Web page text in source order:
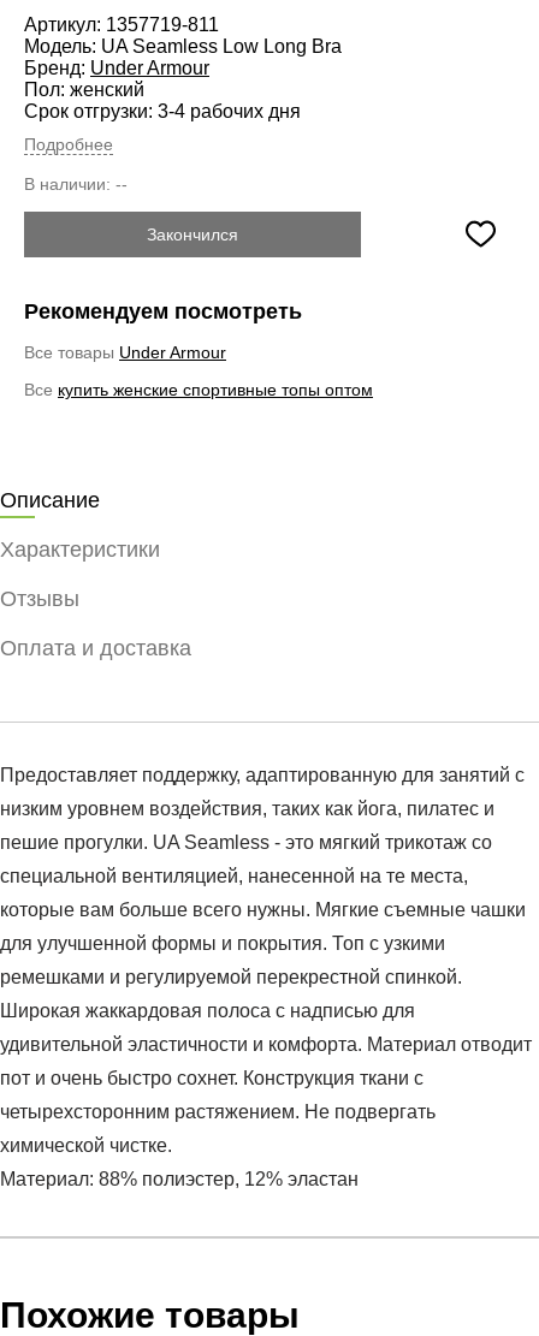
Артикул: 1357719-811
Модель: UA Seamless Low Long Bra
Бренд: Under Armour
Пол: женский
Срок отгрузки: 3-4 рабочих дня
Подробнее
В наличии: --
Закончился
Рекомендуем посмотреть
Все товары Under Armour
Все купить женские спортивные топы оптом
Описание
Характеристики
Отзывы
Оплата и доставка
Предоставляет поддержку, адаптированную для занятий с
низким уровнем воздействия, таких как йога, пилатес и
пешие прогулки. UA Seamless - это мягкий трикотаж со
специальной вентиляцией, нанесенной на те места,
которые вам больше всего нужны. Мягкие съемные чашки
для улучшенной формы и покрытия. Топ с узкими
ремешками и регулируемой перекрестной спинкой.
Широкая жаккардовая полоса с надписью для
удивительной эластичности и комфорта. Материал отводит
пот и очень быстро сохнет. Конструкция ткани с
четырехсторонним растяжением. Не подвергать
химической чистке.
Материал: 88% полиэстер, 12% эластан
Артикул:1357719-811
Bra
Условия оплаты
высылает Вам менеджер.
Похожие товары